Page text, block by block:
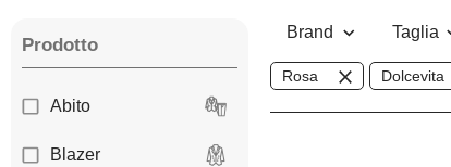
Prodotto
Abito
Blazer
Brand Taglia
Rosa Dolcevita